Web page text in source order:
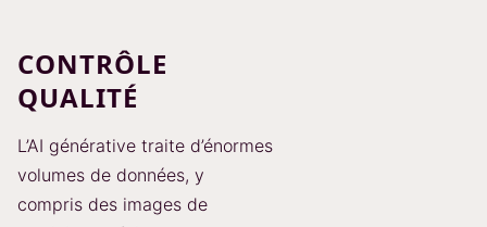
CONTRÔLE
QUALITÉ
L’AI générative traite d’énormes
volumes de données, y
compris des images de